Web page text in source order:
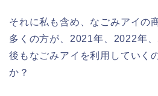
それに私も含め、なごみアイの
多くの方が、2021年、2022年
後もなごみアイを利用していく
か？